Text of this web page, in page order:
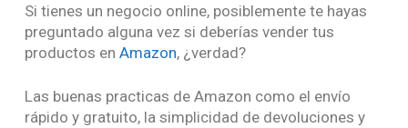
Si tienes un negocio online, posiblemente te hayas
preguntado alguna vez si deberías vender tus
productos en Amazon, ¿verdad?
Las buenas practicas de Amazon como el envío
rápido y gratuito, la simplicidad de devoluciones y